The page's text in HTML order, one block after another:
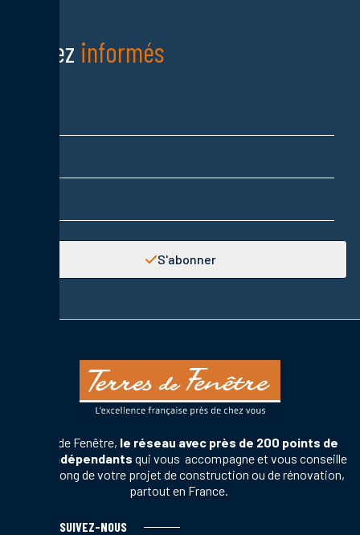
Restez informés
S'abonner
Terres de Fenêtre, le réseau avec près de 200 points de
vente indépendants qui vous accompagne et vous conseille
tout au long de votre projet de construction ou de rénovation,
partout en France.
SUIVEZ-NOUS